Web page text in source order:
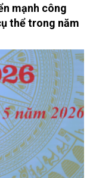
mạnh công
thể trong năm